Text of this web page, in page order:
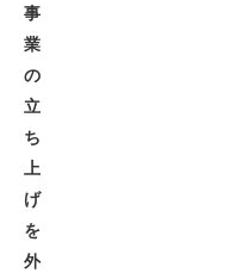
事
業
の
立
ち
上
げ
を
外